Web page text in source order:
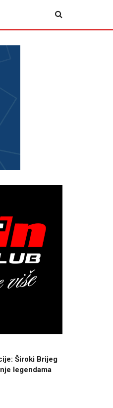
Široki Brijeg
legendama